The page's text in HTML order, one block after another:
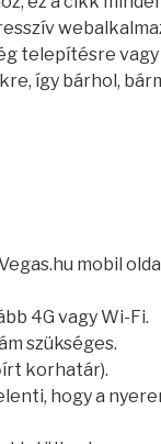
telepítésre
így bárhol,
mobil
4G vagy Wi-Fi.
szükséges.
korhatár).
hogy a